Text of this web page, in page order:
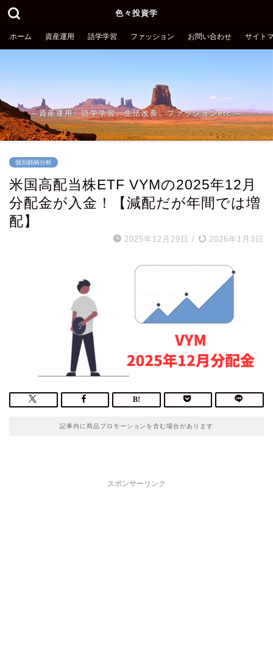
色々投資学
ホーム 資産運用 語学学習 ファッション お問い合わせ サイト
～資産運用、語学学習、生活改善、ファッションetc.～
個別銘柄分析
米国高配当株ETF VYMの2025年12月
分配金が入金！【減配だが年間では増
配】
2025年12月29日 / 2026年1月3日
記事内に商品プロモーションを含む場合があります
スポンサーリンク